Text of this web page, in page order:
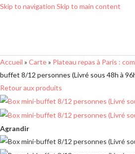
Skip to navigation Skip to main content
Accueil » Carte» Plateau repas à Paris :
buffet 8/12 personnes (Livré sous 48h à
Retour aux produits
Agrandir